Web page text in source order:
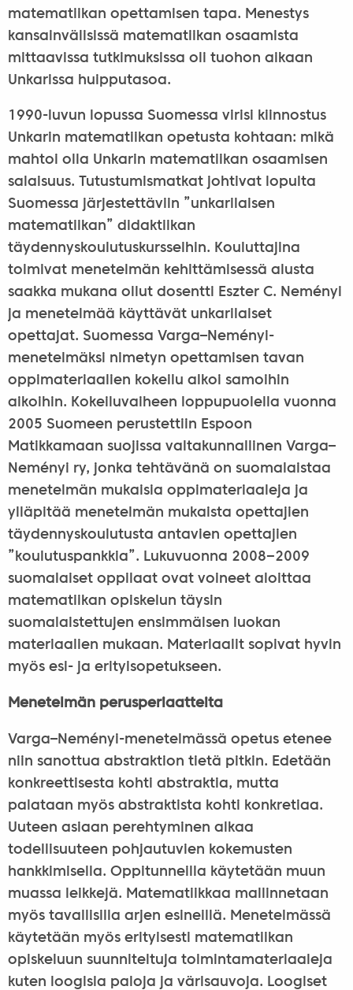
matematiikan opettamisen tapa. Menestys
kansainvälisissä matematiikan osaamista
mittaavissa tutkimuksissa oli tuohon aikaan
Unkarissa huipputasoa.
1990-luvun lopussa Suomessa virisi kiinnostus
Unkarin matematiikan opetusta kohtaan: mikä
mahtoi olla Unkarin matematiikan osaamisen
salaisuus. Tutustumismatkat johtivat lopulta
Suomessa järjestettäviin ”unkarilaisen
matematiikan” didaktiikan
täydennyskoulutuskursseihin. Kouluttajina
toimivat menetelmän kehittämisessä alusta
saakka mukana ollut dosentti Eszter C. Neményi
ja menetelmää käyttävät unkarilaiset
opettajat. Suomessa Varga–Neményi-
menetelmäksi nimetyn opettamisen tavan
oppimateriaalien kokeilu alkoi samoihin
aikoihin. Kokeiluvaiheen loppupuolella vuonna
2005 Suomeen perustettiin Espoon
Matikkamaan suojissa valtakunnallinen Varga–
Neményi ry, jonka tehtävänä on suomalaistaa
menetelmän mukaisia oppimateriaaleja ja
ylläpitää menetelmän mukaista opettajien
täydennyskoulutusta antavien opettajien
”koulutuspankkia”. Lukuvuonna 2008‒2009
suomalaiset oppilaat ovat voineet aloittaa
matematiikan opiskelun täysin
suomalaistettujen ensimmäisen luokan
materiaalien mukaan. Materiaalit sopivat hyvin
myös esi- ja erityisopetukseen.
Menetelmän perusperiaatteita
Varga–Neményi-menetelmässä opetus etenee
niin sanottua abstraktion tietä pitkin. Edetään
konkreettisesta kohti abstraktia, mutta
palataan myös abstraktista kohti konkretiaa.
Uuteen asiaan perehtyminen alkaa
todellisuuteen pohjautuvien kokemusten
hankkimisella. Oppitunneilla käytetään muun
muassa leikkejä. Matematiikkaa mallinnetaan
myös tavallisilla arjen esineillä. Menetelmässä
käytetään myös erityisesti matematiikan
opiskeluun suunniteltuja toimintamateriaaleja
kuten loogisia paloja ja värisauvoja. Loogiset